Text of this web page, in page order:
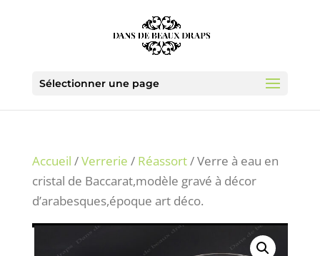
Sélectionner une page
Accueil /Verrerie / Réassort/ Verre à eau en
cristal de Baccarat,modèle gravé à décor
d’arabesques,époque art déco.